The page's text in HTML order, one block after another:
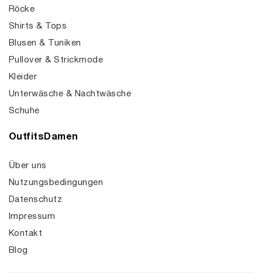
Röcke
Shirts & Tops
Blusen & Tuniken
Pullover & Strickmode
Kleider
Unterwäsche & Nachtwäsche
Schuhe
OutfitsDamen
Über uns
Nutzungsbedingungen
Datenschutz
Impressum
Kontakt
Blog